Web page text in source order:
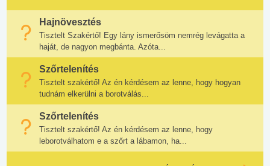
Hajnövesztés
Tisztelt Szakértő! Egy lány ismerősöm nemrég levágatta a
haját, de nagyon megbánta. Azóta...
Szőrtelenítés
Tisztelt szakértő! Az én kérdésem az lenne, hogy hogyan
tudnám elkerülni a borotválás...
Szőrtelenítés
Tisztelt szakértő! Az én kérdésem az lenne, hogy
leborotválhatom e a szőrt a lábamon, ha...